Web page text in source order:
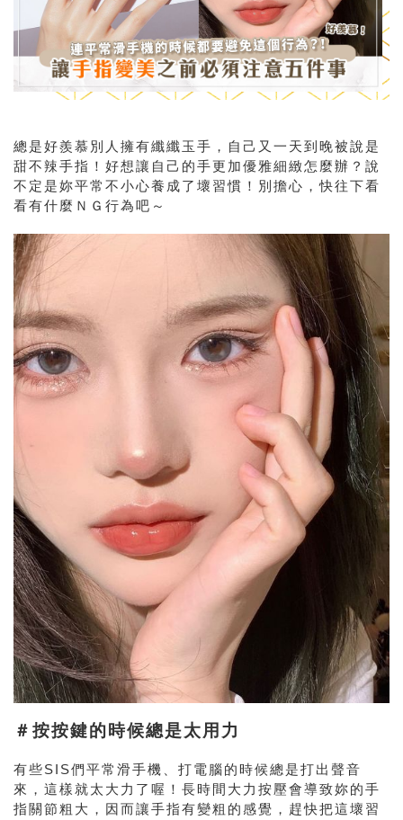
總是好羨慕別人擁有纖纖玉手，自己又一天到晚被說是
甜不辣手指！好想讓自己的手更加優雅細緻怎麼辦？說
不定是妳平常不小心養成了壞習慣！別擔心，快往下看
看有什麼ＮＧ行為吧～
＃按按鍵的時候總是太用力
有些SIS們平常滑手機、打電腦的時候總是打出聲音
來，這樣就太大力了喔！長時間大力按壓會導致妳的手
指關節粗大，因而讓手指有變粗的感覺，趕快把這壞習